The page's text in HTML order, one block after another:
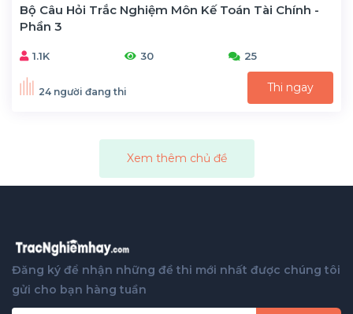
Bộ Câu Hỏi Trắc Nghiệm Môn Kế Toán Tài Chính -
Phần 3
1.1K 30 25
24 người đang thi Thi ngay
Xem thêm chủ đề
Đăng ký để nhận những đề thi mới nhất được chúng tôi
gửi cho bạn hàng tuần